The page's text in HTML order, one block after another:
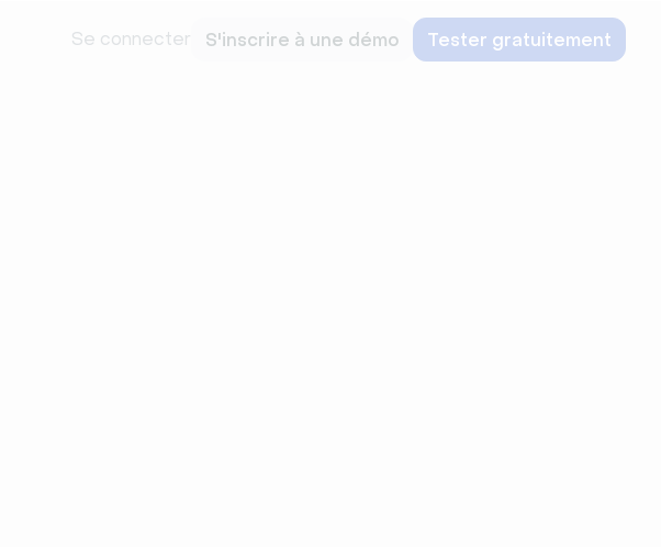
Se connecter S'inscrire à une démo Tester gratuitement